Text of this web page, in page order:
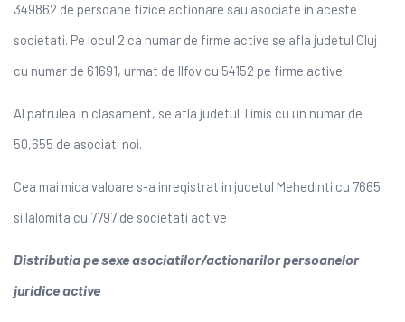
349862 de persoane fizice actionare sau asociate in aceste
societati. Pe locul 2 ca numar de firme active se afla judetul Cluj
cu numar de 61691, urmat de Ilfov cu 54152 pe firme active.
Al patrulea in clasament, se afla judetul Timis cu un numar de
50,655 de asociati noi.
Cea mai mica valoare s-a inregistrat in judetul Mehedinti cu 7665
si Ialomita cu 7797 de societati active
Distributia pe sexe asociatilor/actionarilor persoanelor
juridice active